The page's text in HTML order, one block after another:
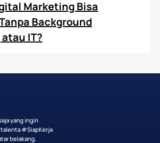
Marketing Bisa
Background
IT?
yang ingin
#SiapKerja
belakang,